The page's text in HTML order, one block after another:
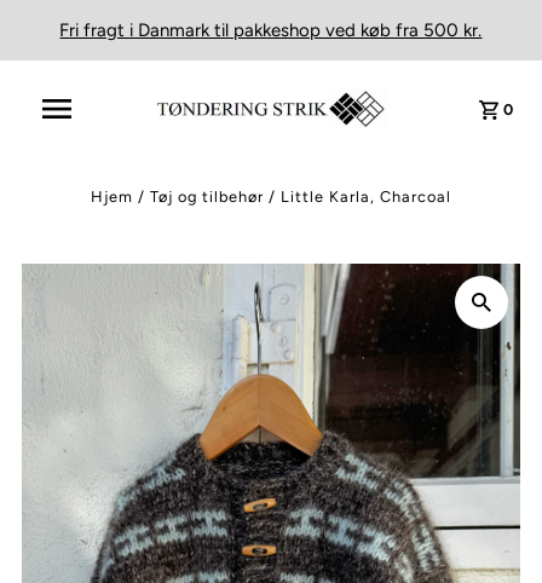
Fri fragt i Danmark til pakkeshop ved køb fra 500 kr.
0
Hjem / Tøj og tilbehør / Little Karla, Charcoal